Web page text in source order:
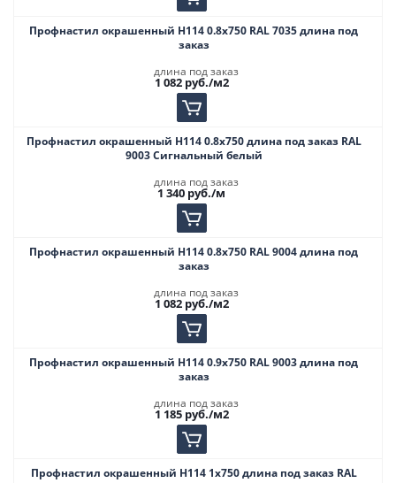
Профнастил окрашенный Н114 0.8х750 RAL 7035 длина под
заказ
длина под заказ
1 082руб./м2
Профнастил окрашенный Н114 0.8х750 длина под заказ RAL
9003 Сигнальный белый
длина под заказ
1 340 руб./м
Профнастил окрашенный Н114 0.8х750 RAL 9004 длина под
заказ
длина под заказ
1 082руб./м2
Профнастил окрашенный Н114 0.9х750 RAL 9003 длина под
заказ
длина под заказ
1 185руб./м2
Профнастил окрашенный Н114 1х750 длина под заказ RAL